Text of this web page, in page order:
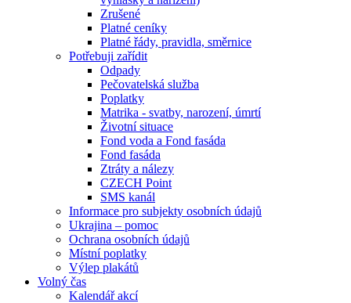
Zrušené
Platné ceníky
Platné řády, pravidla, směrnice
Potřebuji zařídit
Odpady
Pečovatelská služba
Poplatky
Matrika - svatby, narození, úmrtí
Životní situace
Fond voda a Fond fasáda
Fond fasáda
Ztráty a nálezy
CZECH Point
SMS kanál
Informace pro subjekty osobních údajů
Ukrajina – pomoc
Ochrana osobních údajů
Místní poplatky
Výlep plakátů
Volný čas
Kalendář akcí